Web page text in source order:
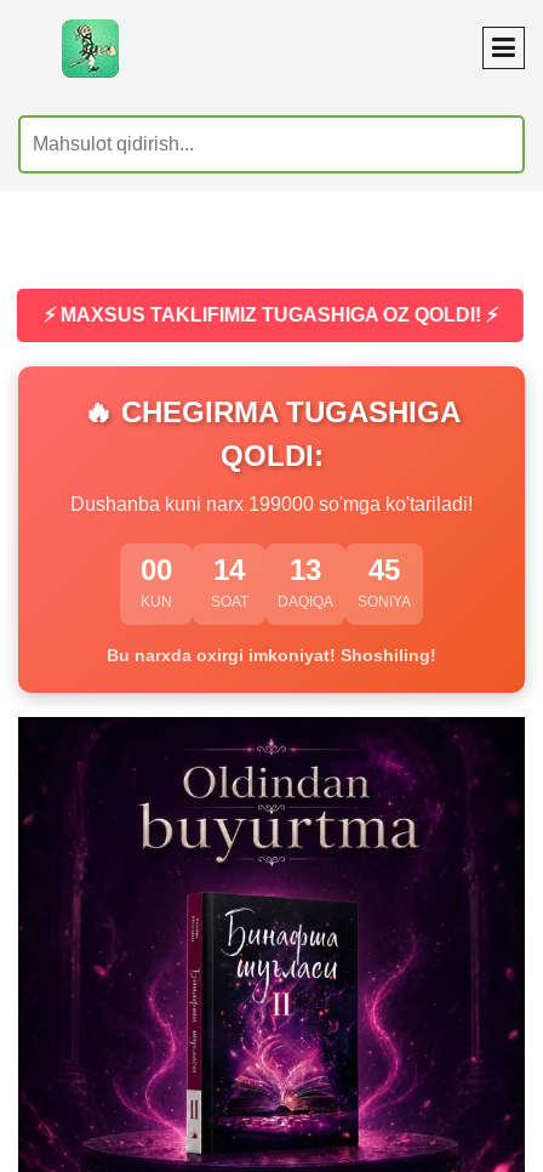
⚡ MAXSUS TAKLIFIMIZ TUGASHIGA OZ QOLDI! ⚡
🔥 CHEGIRMA TUGASHIGA
QOLDI:
Dushanba kuni narx 199000 so'mga ko'tariladi!
00
KUN
14
SOAT
13
DAQIQA
45
SONIYA
Bu narxda oxirgi imkoniyat! Shoshiling!